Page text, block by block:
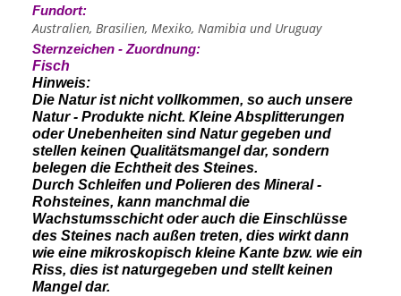
Fundort:
Australien, Brasilien, Mexiko, Namibia und Uruguay
Sternzeichen - Zuordnung:
Fisch
Hinweis:
Die Natur ist nicht vollkommen, so auch unsere
Natur - Produkte nicht. Kleine Absplitterungen
oder Unebenheiten sind Natur gegeben und
stellen keinen Qualitätsmangel dar, sondern
belegen die Echtheit des Steines.
Durch Schleifen und Polieren des Mineral -
Rohsteines, kann manchmal die
Wachstumsschicht oder auch die Einschlüsse
des Steines nach außen treten, dies wirkt dann
wie eine mikroskopisch kleine Kante bzw. wie ein
Riss, dies ist naturgegeben und stellt keinen
Mangel dar.